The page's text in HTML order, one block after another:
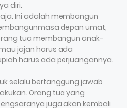
diri.
Ini adalah membangun
depan umat,
tua membangun anak-
jajan harus ada
harus ada perjuangannya.
selalu bertanggung jawab
Orang tua yang
juga akan kembali